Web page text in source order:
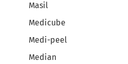
Masil
Medicube
Medi-peel
Median